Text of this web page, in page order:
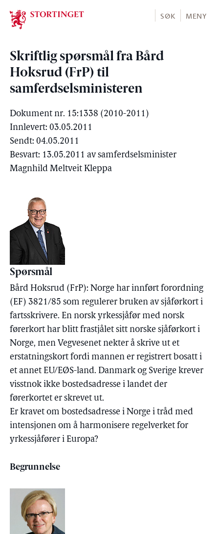
Stortinget.no
SØK MENY
Skriftlig spørsmål fra Bård
Hoksrud (FrP) til
samferdselsministeren
Dokument nr. 15:1338 (2010-2011)
Innlevert: 03.05.2011
Sendt: 04.05.2011
Besvart: 13.05.2011 av samferdselsminister
Magnhild Meltveit Kleppa
Spørsmål
Bård Hoksrud (FrP): Norge har innført forordning
(EF) 3821/85 som regulerer bruken av sjåførkort i
fartsskrivere. En norsk yrkessjåfør med norsk
førerkort har blitt frastjålet sitt norske sjåførkort i
Norge, men Vegvesenet nekter å skrive ut et
erstatningskort fordi mannen er registrert bosatt i
et annet EU/EØS-land. Danmark og Sverige krever
visstnok ikke bostedsadresse i landet der
førerkortet er skrevet ut.
Er kravet om bostedsadresse i Norge i tråd med
intensjonen om å harmonisere regelverket for
yrkessjåfører i Europa?
Begrunnelse